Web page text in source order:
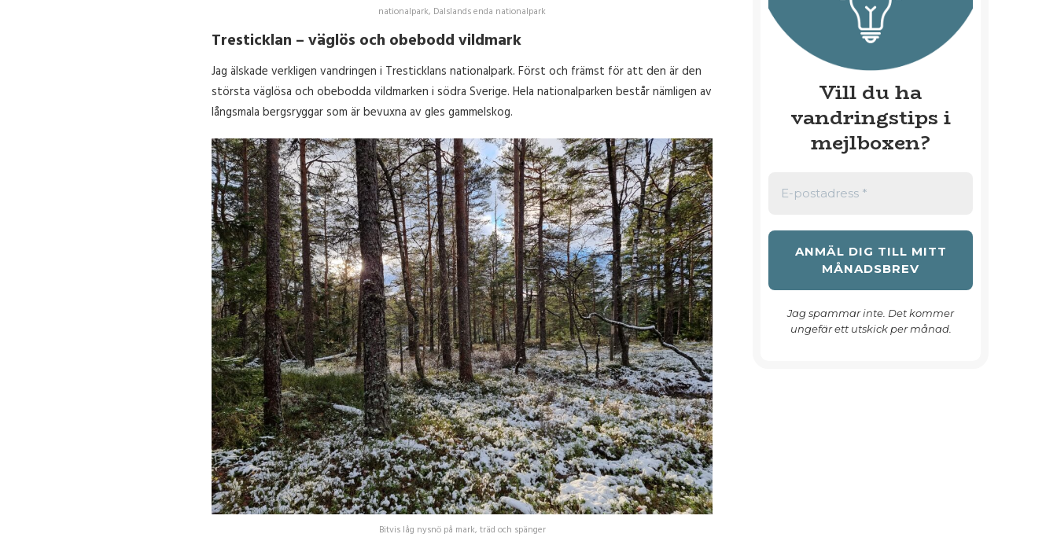
nationalpark, Dalslands enda nationalpark
Tresticklan – väglös och obebodd vildmark
Jag älskade verkligen vandringen i Tresticklans nationalpark. Först och främst för att den är den
största väglösa och obebodda vildmarken i södra Sverige. Hela nationalparken består nämligen av
långsmala bergsryggar som är bevuxna av gles gammelskog.
Bitvis låg nysnö på mark, träd och spänger
Vill du ha
vandringstips i
mejlboxen?
Jag spammar inte. Det kommer
ungefär ett utskick per månad.